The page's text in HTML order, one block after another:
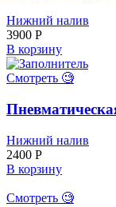
Нижний налив
3900 Р
В корзину
Смотреть 🧐
Нижний налив
2400 Р
В корзину
Смотреть 🧐